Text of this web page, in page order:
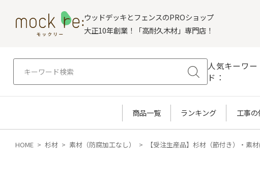
ウッドデッキとフェンスのPROショップ
大正10年創業！「高耐久木材」専門店！
人気キーワー
ド：
商品一覧 ランキング 工事
HOME 杉材 素材（防腐加工なし） 【受注生産品】杉材（節付き）・素